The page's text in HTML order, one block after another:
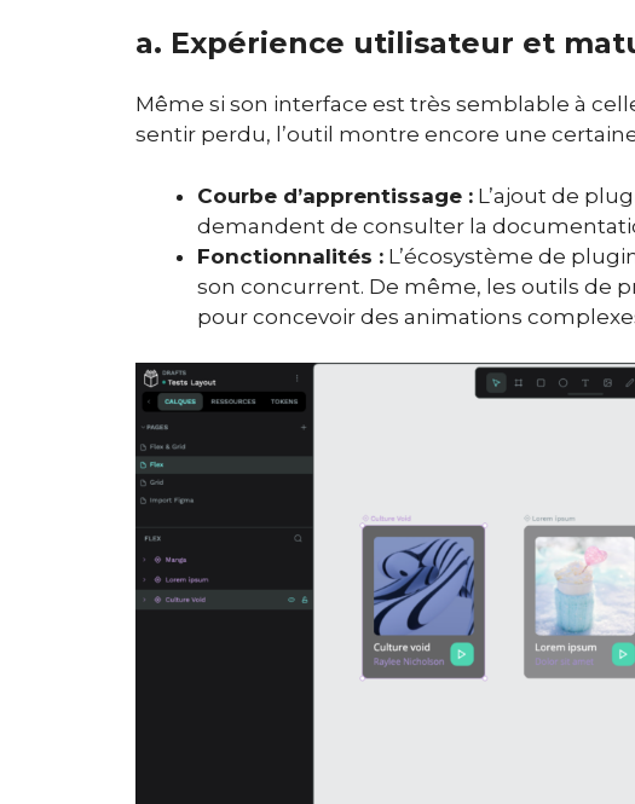
a. Expérience utilisateur et
Même si son interface est très semblable à
sentir perdu, l’outil montre encore une
Courbe d’apprentissage : L’ajout de
demandent de consulter la
Fonctionnalités : L’écosystème de
son concurrent. De même, les outils de
pour concevoir des animations